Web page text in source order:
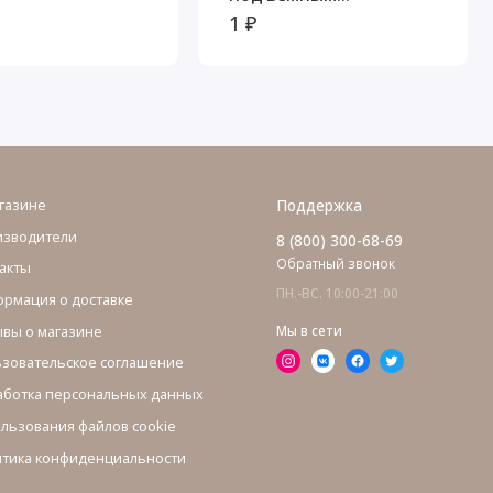
механизмом Бергамо
1 ₽
о доставке
о магазине
соглашение
персональных данных
файлов cookie
конфиденциальности
Поддержка
8 (800) 300-68-69
Обратный звонок
ПН.-ВС. 10:00-21:00
Мы в сети